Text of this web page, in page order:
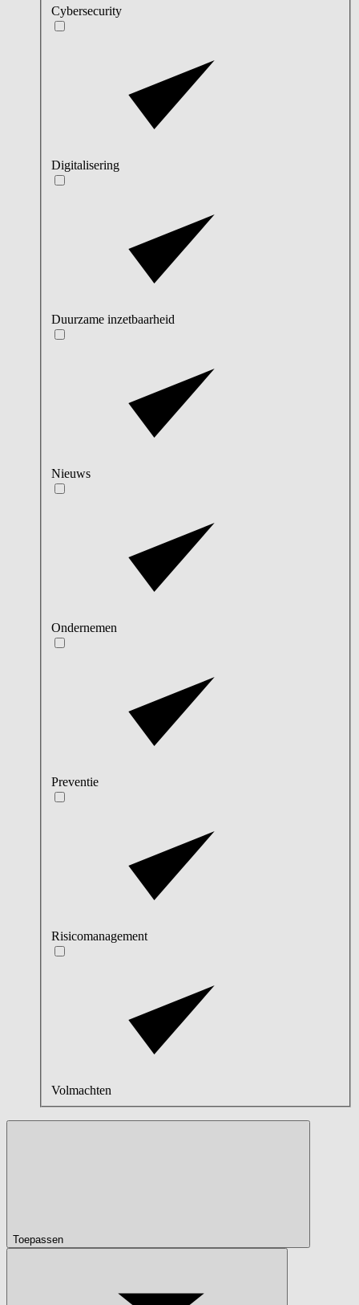
Cybersecurity
Digitalisering
Duurzame inzetbaarheid
Nieuws
Ondernemen
Preventie
Risicomanagement
Volmachten
Toepassen